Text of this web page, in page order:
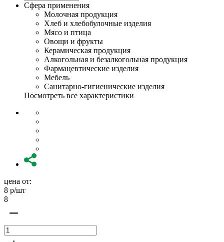
Сфера применения
Молочная продукция
Хлеб и хлебобулочные изделия
Мясо и птица
Овощи и фрукты
Керамическая продукция
Алкогольная и безалкогольная продукция
Фармацевтические изделия
Мебель
Санитарно-гигиенические изделия
Посмотреть все характеристики
цена от:
8 р/шт
8